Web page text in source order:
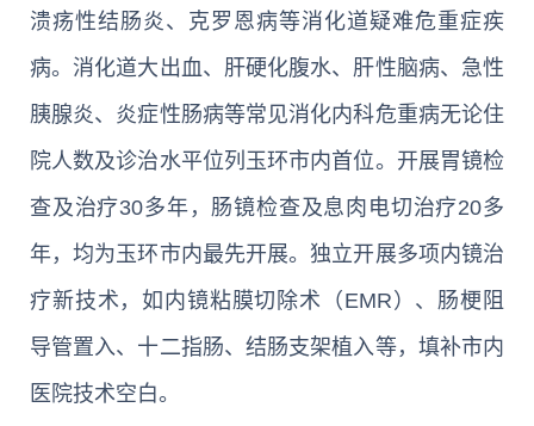
溃疡性结肠炎、克罗恩病等消化道疑难危重症疾
病。消化道大出血、肝硬化腹水、肝性脑病、急性
胰腺炎、炎症性肠病等常见消化内科危重病无论住
院人数及诊治水平位列玉环市内首位。开展胃镜检
查及治疗30多年，肠镜检查及息肉电切治疗20多
年，均为玉环市内最先开展。独立开展多项内镜治
疗新技术，如内镜粘膜切除术（EMR）、肠梗阻
导管置入、十二指肠、结肠支架植入等，填补市内
医院技术空白。